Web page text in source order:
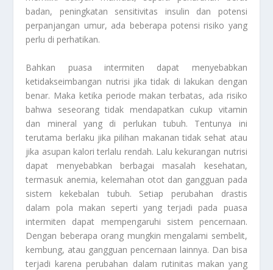
badan, peningkatan sensitivitas insulin dan potensi
perpanjangan umur, ada beberapa potensi risiko yang
perlu di perhatikan.
Bahkan puasa intermiten dapat menyebabkan
ketidakseimbangan nutrisi jika tidak di lakukan dengan
benar. Maka ketika periode makan terbatas, ada risiko
bahwa seseorang tidak mendapatkan cukup vitamin
dan mineral yang di perlukan tubuh. Tentunya ini
terutama berlaku jika pilihan makanan tidak sehat atau
jika asupan kalori terlalu rendah. Lalu kekurangan nutrisi
dapat menyebabkan berbagai masalah kesehatan,
termasuk anemia, kelemahan otot dan gangguan pada
sistem kekebalan tubuh. Setiap perubahan drastis
dalam pola makan seperti yang terjadi pada puasa
intermiten dapat mempengaruhi sistem pencernaan.
Dengan beberapa orang mungkin mengalami sembelit,
kembung, atau gangguan pencernaan lainnya. Dan bisa
terjadi karena perubahan dalam rutinitas makan yang